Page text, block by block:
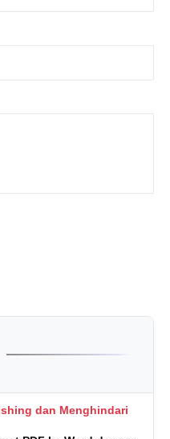
dan Menghindari